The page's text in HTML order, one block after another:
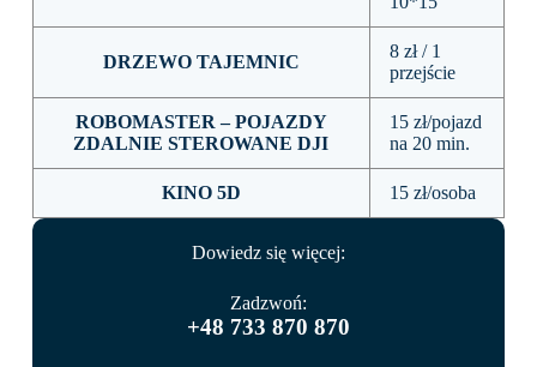
DRZEWO TAJEMNIC
8 zł / 1
przejście
ROBOMASTER – POJAZDY
ZDALNIE STEROWANE DJI
15 zł/pojazd
na 20 min.
KINO 5D 15 zł/osoba
Dowiedz się więcej:
Zadzwoń:
+48 733 870 870